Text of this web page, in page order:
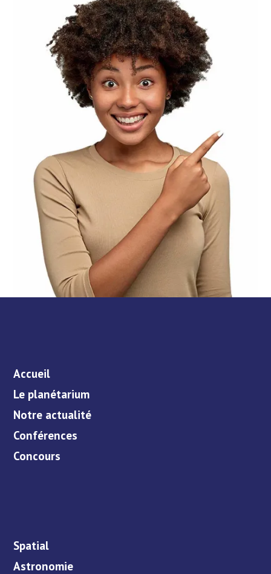
Accueil
Le planétarium
Notre actualité
Conférences
Concours
Spatial
Astronomie